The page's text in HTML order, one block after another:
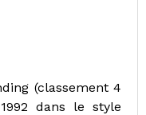
(classement 4
dans le style